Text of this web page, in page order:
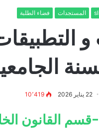
المستجدات فضاء الطلبة
2026/
22 يناير 2026 10٬419
القانون